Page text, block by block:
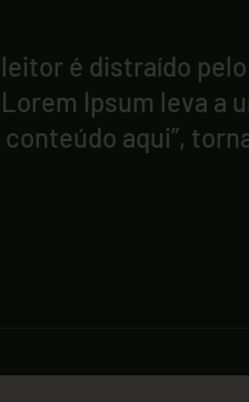
é distraído
Ipsum leva
aqui”,